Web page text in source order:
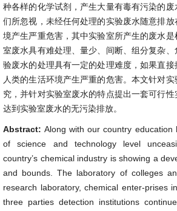
种各样的化学试剂，产生大量有毒有污染的废
们所忽视，未经任何处理的实验废水随意排
境产生严重危害，其中实验室所产生的废水
室废水具有难处理、量少、间断、组分复杂
验废水的处理具有一定的处理难度，如果直
人类的生活环境产生严重的危害。本文针对
究，并针对实验室废水的特点提出一套可行
达到实验室废水的无污染排放。
Abstract:Along with our country education
of science and technology level
country’s chemical industry is showing a
and bounds. The laboratory of colleges
research laboratory, chemical enter-prises
three parties detection institutions